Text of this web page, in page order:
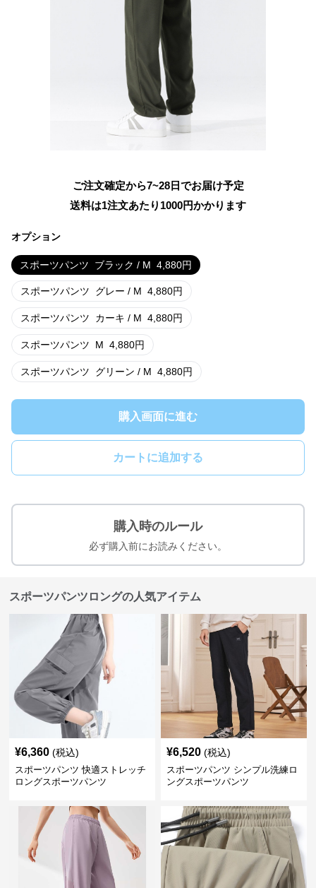
ご注文確定から7~28日でお届け予定
送料は1注文あたり 1000円かかります
オプション
スポーツパンツ ブラック / M 4,880円
スポーツパンツ グレー / M 4,880円
スポーツパンツ カーキ / M 4,880円
スポーツパンツ M 4,880円
スポーツパンツ グリーン / M 4,880円
購入画面に進む
カートに追加する
購入時のルール
必ず購入前にお読みください。
スポーツパンツロングの人気アイテム
¥6,360 (税込)
スポーツパンツ 快適ストレッチ
ロングスポーツパンツ
¥6,520 (税込)
スポーツパンツ シンプル洗練ロ
ングスポーツパンツ